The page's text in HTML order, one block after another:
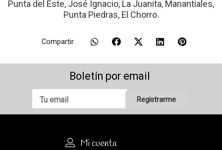
Punta del Este, José Ignacio, La Juanita, Manantiales,
Punta Piedras, El Chorro.
Compartir
Boletín por email
Registrarme
Mi cuenta